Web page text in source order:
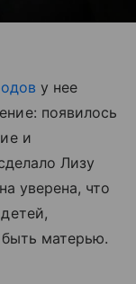
у нее
появилось
и
Лизу
уверена, что
матерью.